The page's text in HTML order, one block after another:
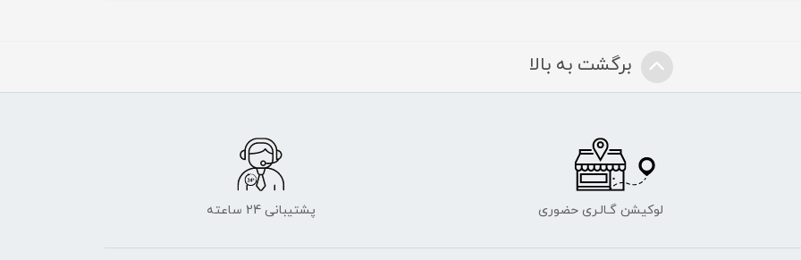
برگشت به بالا
لوکیشن گـالـری حضوری پشتیبانی 24 ساعته